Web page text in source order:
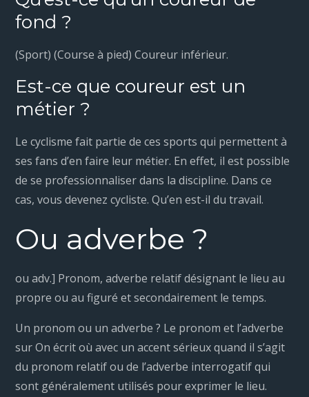
fond ?
(Sport) (Course à pied) Coureur inférieur.
Est-ce que coureur est un
métier ?
Le cyclisme fait partie de ces sports qui permettent à
ses fans d’en faire leur métier. En effet, il est possible
de se professionnaliser dans la discipline. Dans ce
cas, vous devenez cycliste. Qu’en est-il du travail.
Ou adverbe ?
ou adv.] Pronom, adverbe relatif désignant le lieu au
propre ou au figuré et secondairement le temps.
Un pronom ou un adverbe ? Le pronom et l’adverbe
sur On écrit où avec un accent sérieux quand il s’agit
du pronom relatif ou de l’adverbe interrogatif qui
sont généralement utilisés pour exprimer le lieu.